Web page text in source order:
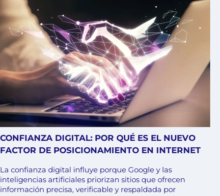
CONFIANZA DIGITAL: POR QUÉ ES EL NUEVO
FACTOR DE POSICIONAMIENTO EN INTERNET
La confianza digital influye porque Google y las
inteligencias artificiales priorizan sitios que ofrecen
información precisa, verificable y respaldada por